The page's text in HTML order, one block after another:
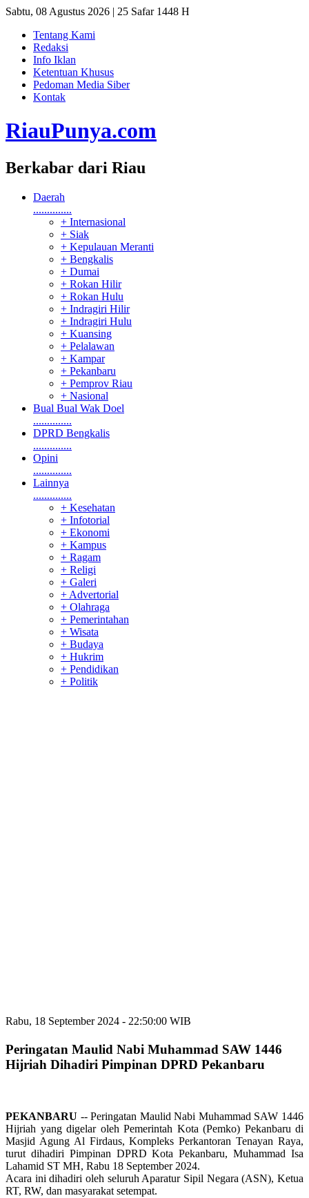
Sabtu, 08 Agustus 2026 | 25 Safar 1448 H
Tentang Kami
Redaksi
Info Iklan
Ketentuan Khusus
Pedoman Media Siber
Kontak
RiauPunya.com
Berkabar dari Riau
Daerah
..............
+ Internasional
+ Siak
+ Kepulauan Meranti
+ Bengkalis
+ Dumai
+ Rokan Hilir
+ Rokan Hulu
+ Indragiri Hilir
+ Indragiri Hulu
+ Kuansing
+ Pelalawan
+ Kampar
+ Pekanbaru
+ Pemprov Riau
+ Nasional
Bual Bual Wak Doel
..............
DPRD Bengkalis
..............
Opini
..............
Lainnya
..............
+ Kesehatan
+ Infotorial
+ Ekonomi
+ Kampus
+ Ragam
+ Religi
+ Galeri
+ Advertorial
+ Olahraga
+ Pemerintahan
+ Wisata
+ Budaya
+ Hukrim
+ Pendidikan
+ Politik
Rabu, 18 September 2024 - 22:50:00 WIB
Peringatan Maulid Nabi Muhammad SAW 1446
Hijriah Dihadiri Pimpinan DPRD Pekanbaru
PEKANBARU -- Peringatan Maulid Nabi Muhammad SAW 1446
Hijriah yang digelar oleh Pemerintah Kota (Pemko) Pekanbaru di
Masjid Agung Al Firdaus, Kompleks Perkantoran Tenayan Raya,
turut dihadiri Pimpinan DPRD Kota Pekanbaru, Muhammad Isa
Lahamid ST MH, Rabu 18 September 2024.
Acara ini dihadiri oleh seluruh Aparatur Sipil Negara (ASN), Ketua
RT, RW, dan masyarakat setempat.